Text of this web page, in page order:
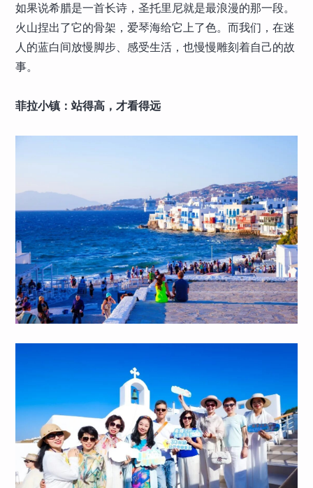
如果说希腊是一首长诗，圣托里尼就是最浪漫的那一段。
火山捏出了它的骨架，爱琴海给它上了色。而我们，在迷
人的蓝白间放慢脚步、感受生活，也慢慢雕刻着自己的故
事。
菲拉小镇：站得高，才看得远